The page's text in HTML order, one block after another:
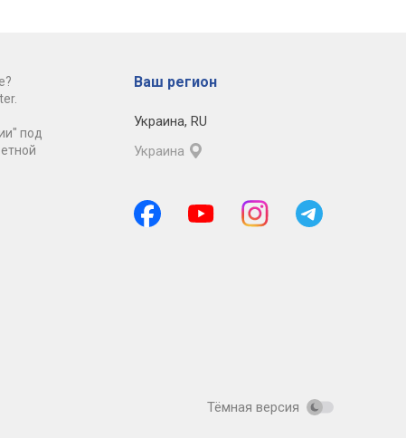
под
Ваш регион
Украина, RU
Украина
Тёмная версия